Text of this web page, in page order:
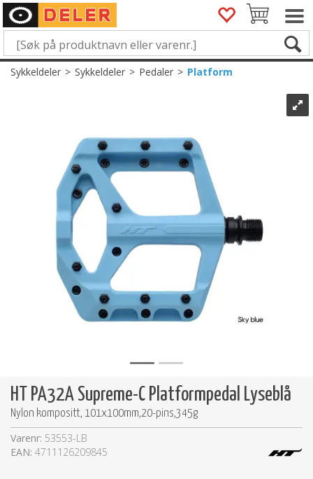
Sykkeldeler>Sykkeldeler>Pedaler>Platform
HT PA32A Supreme-C Platformpedal Lyseblå
Nylon kompositt, 101x100mm,20-pins,345g
Varenr: 53553-LB
EAN: 4711126209845